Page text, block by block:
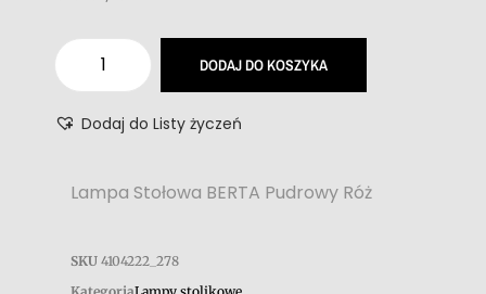
DODAJ DO KOSZYKA
Dodaj do Listy życzeń
Lampa Stołowa BERTA Pudrowy Róż
SKU 4104222_278
KategoriaLampy stolikowe